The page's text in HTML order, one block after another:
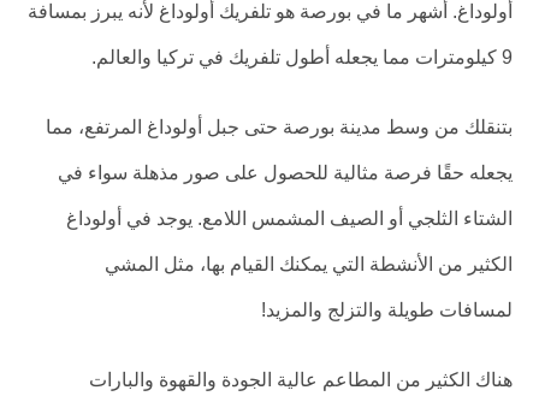
أولوداغ. أشهر ما في بورصة هو تلفريك أولوداغ لأنه يبرز بمسافة
9 كيلومترات مما يجعله أطول تلفريك في تركيا والعالم.
بتنقلك من وسط مدينة بورصة حتى جبل أولوداغ المرتفع، مما
يجعله حقًا فرصة مثالية للحصول على صور مذهلة سواء في
الشتاء الثلجي أو الصيف المشمس اللامع. يوجد في أولوداغ
الكثير من الأنشطة التي يمكنك القيام بها، مثل المشي
لمسافات طويلة والتزلج والمزيد!
هناك الكثير من المطاعم عالية الجودة والقهوة والبارات